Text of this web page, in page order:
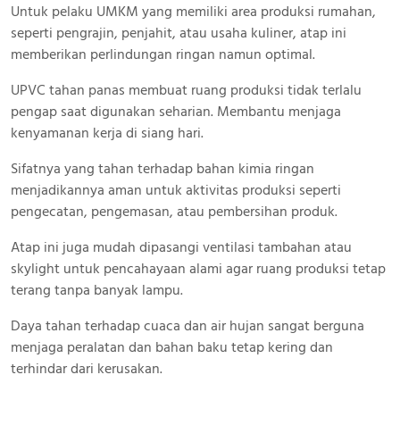
Untuk pelaku UMKM yang memiliki area produksi rumahan,
seperti pengrajin, penjahit, atau usaha kuliner, atap ini
memberikan perlindungan ringan namun optimal.
UPVC tahan panas membuat ruang produksi tidak terlalu
pengap saat digunakan seharian. Membantu menjaga
kenyamanan kerja di siang hari.
Sifatnya yang tahan terhadap bahan kimia ringan
menjadikannya aman untuk aktivitas produksi seperti
pengecatan, pengemasan, atau pembersihan produk.
Atap ini juga mudah dipasangi ventilasi tambahan atau
skylight untuk pencahayaan alami agar ruang produksi tetap
terang tanpa banyak lampu.
Daya tahan terhadap cuaca dan air hujan sangat berguna
menjaga peralatan dan bahan baku tetap kering dan
terhindar dari kerusakan.